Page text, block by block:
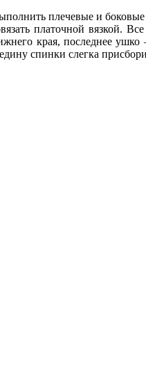
плечевые и
платочной вязкой.
края, последнее
спинки слегка